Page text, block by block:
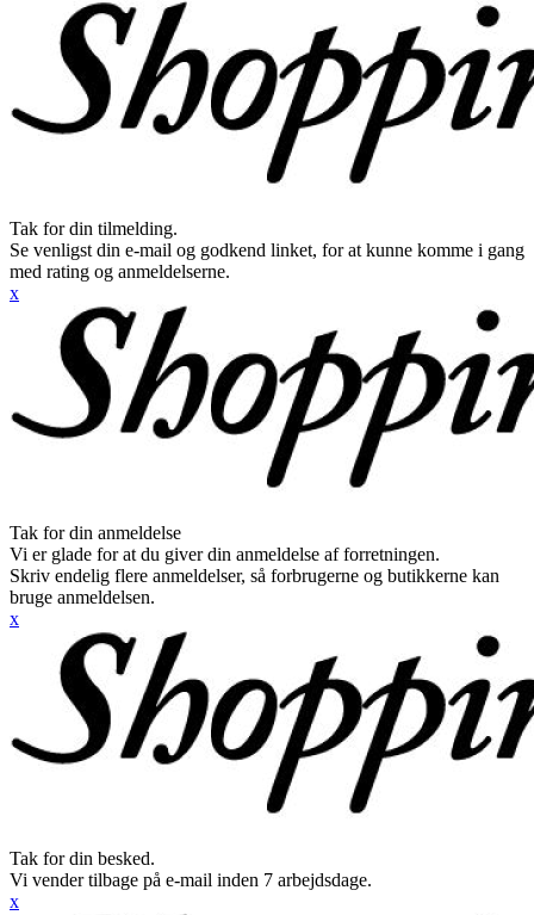
Tak for din tilmelding.
Se venligst din e-mail og godkend linket, for at kunne komme i gang
med rating og anmeldelserne.
x
Tak for din anmeldelse
Vi er glade for at du giver din anmeldelse af forretningen.
Skriv endelig flere anmeldelser, så forbrugerne og butikkerne kan
bruge anmeldelsen.
x
Tak for din besked.
Vi vender tilbage på e-mail inden 7 arbejdsdage.
x